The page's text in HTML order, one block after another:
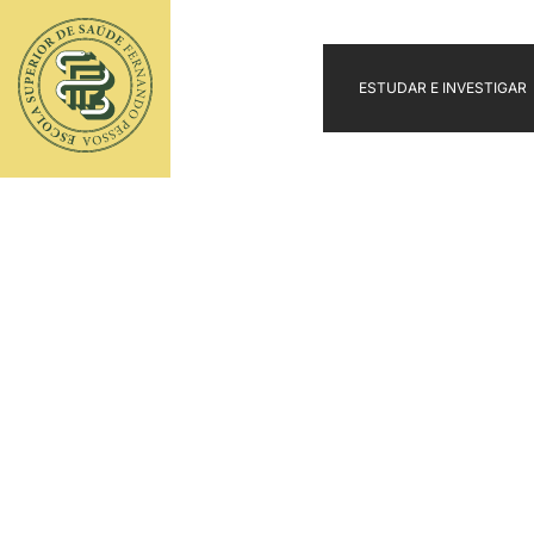
ESTUDAR E INVESTIGAR